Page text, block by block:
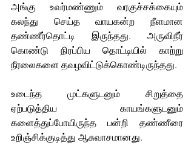
அங்கு உவர்மண்ணும் வரகுச்சக்கையும்
கலந்து செய்த வாயகன்ற நீளமான
தண்ணீர்தொட்டி இருந்தது. அருவிநீர்
கொண்டு நிரப்பிய தொட்டியில் காற்று
நீரலைகளை தவழவிட்டுக்கொண்டிருந்தது.
உடைந்த முட்களுடனும் சிறுத்தை
ஏற்படுத்திய காயங்களுடனும்
களைத்துப்போயிருந்த பன்றி தண்ணீரை
உறிஞ்சிக்குடித்து ஆசுவாசமானது.